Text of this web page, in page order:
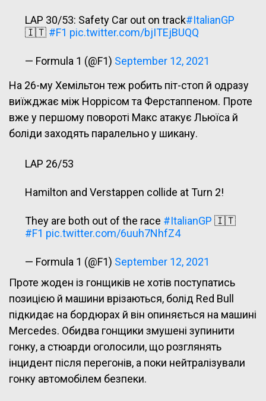
LAP 30/53: Safety Car out on track#ItalianGP
🇮🇹 #F1 pic.twitter.com/bjITEjBUQQ
— Formula 1 (@F1) September 12, 2021
На 26-му Хемільтон теж робить піт-стоп й одразу
виїжджає між Норрісом та Ферстаппеном. Проте
вже у першому повороті Макс атакує Льюїса й
боліди заходять паралельно у шикану.
LAP 26/53
Hamilton and Verstappen collide at Turn 2!
They are both out of the race #ItalianGP 🇮🇹
#F1 pic.twitter.com/6uuh7NhfZ4
— Formula 1 (@F1) September 12, 2021
Проте жоден із гонщиків не хотів поступатись
позицією й машини врізаються, болід Red Bull
підкидає на бордюрах й він опиняється на машині
Mercedes. Обидва гонщики змушені зупинити
гонку, а стюарди оголосили, що розглянять
інцидент після перегонів, а поки нейтралізували
гонку автомобілем безпеки.